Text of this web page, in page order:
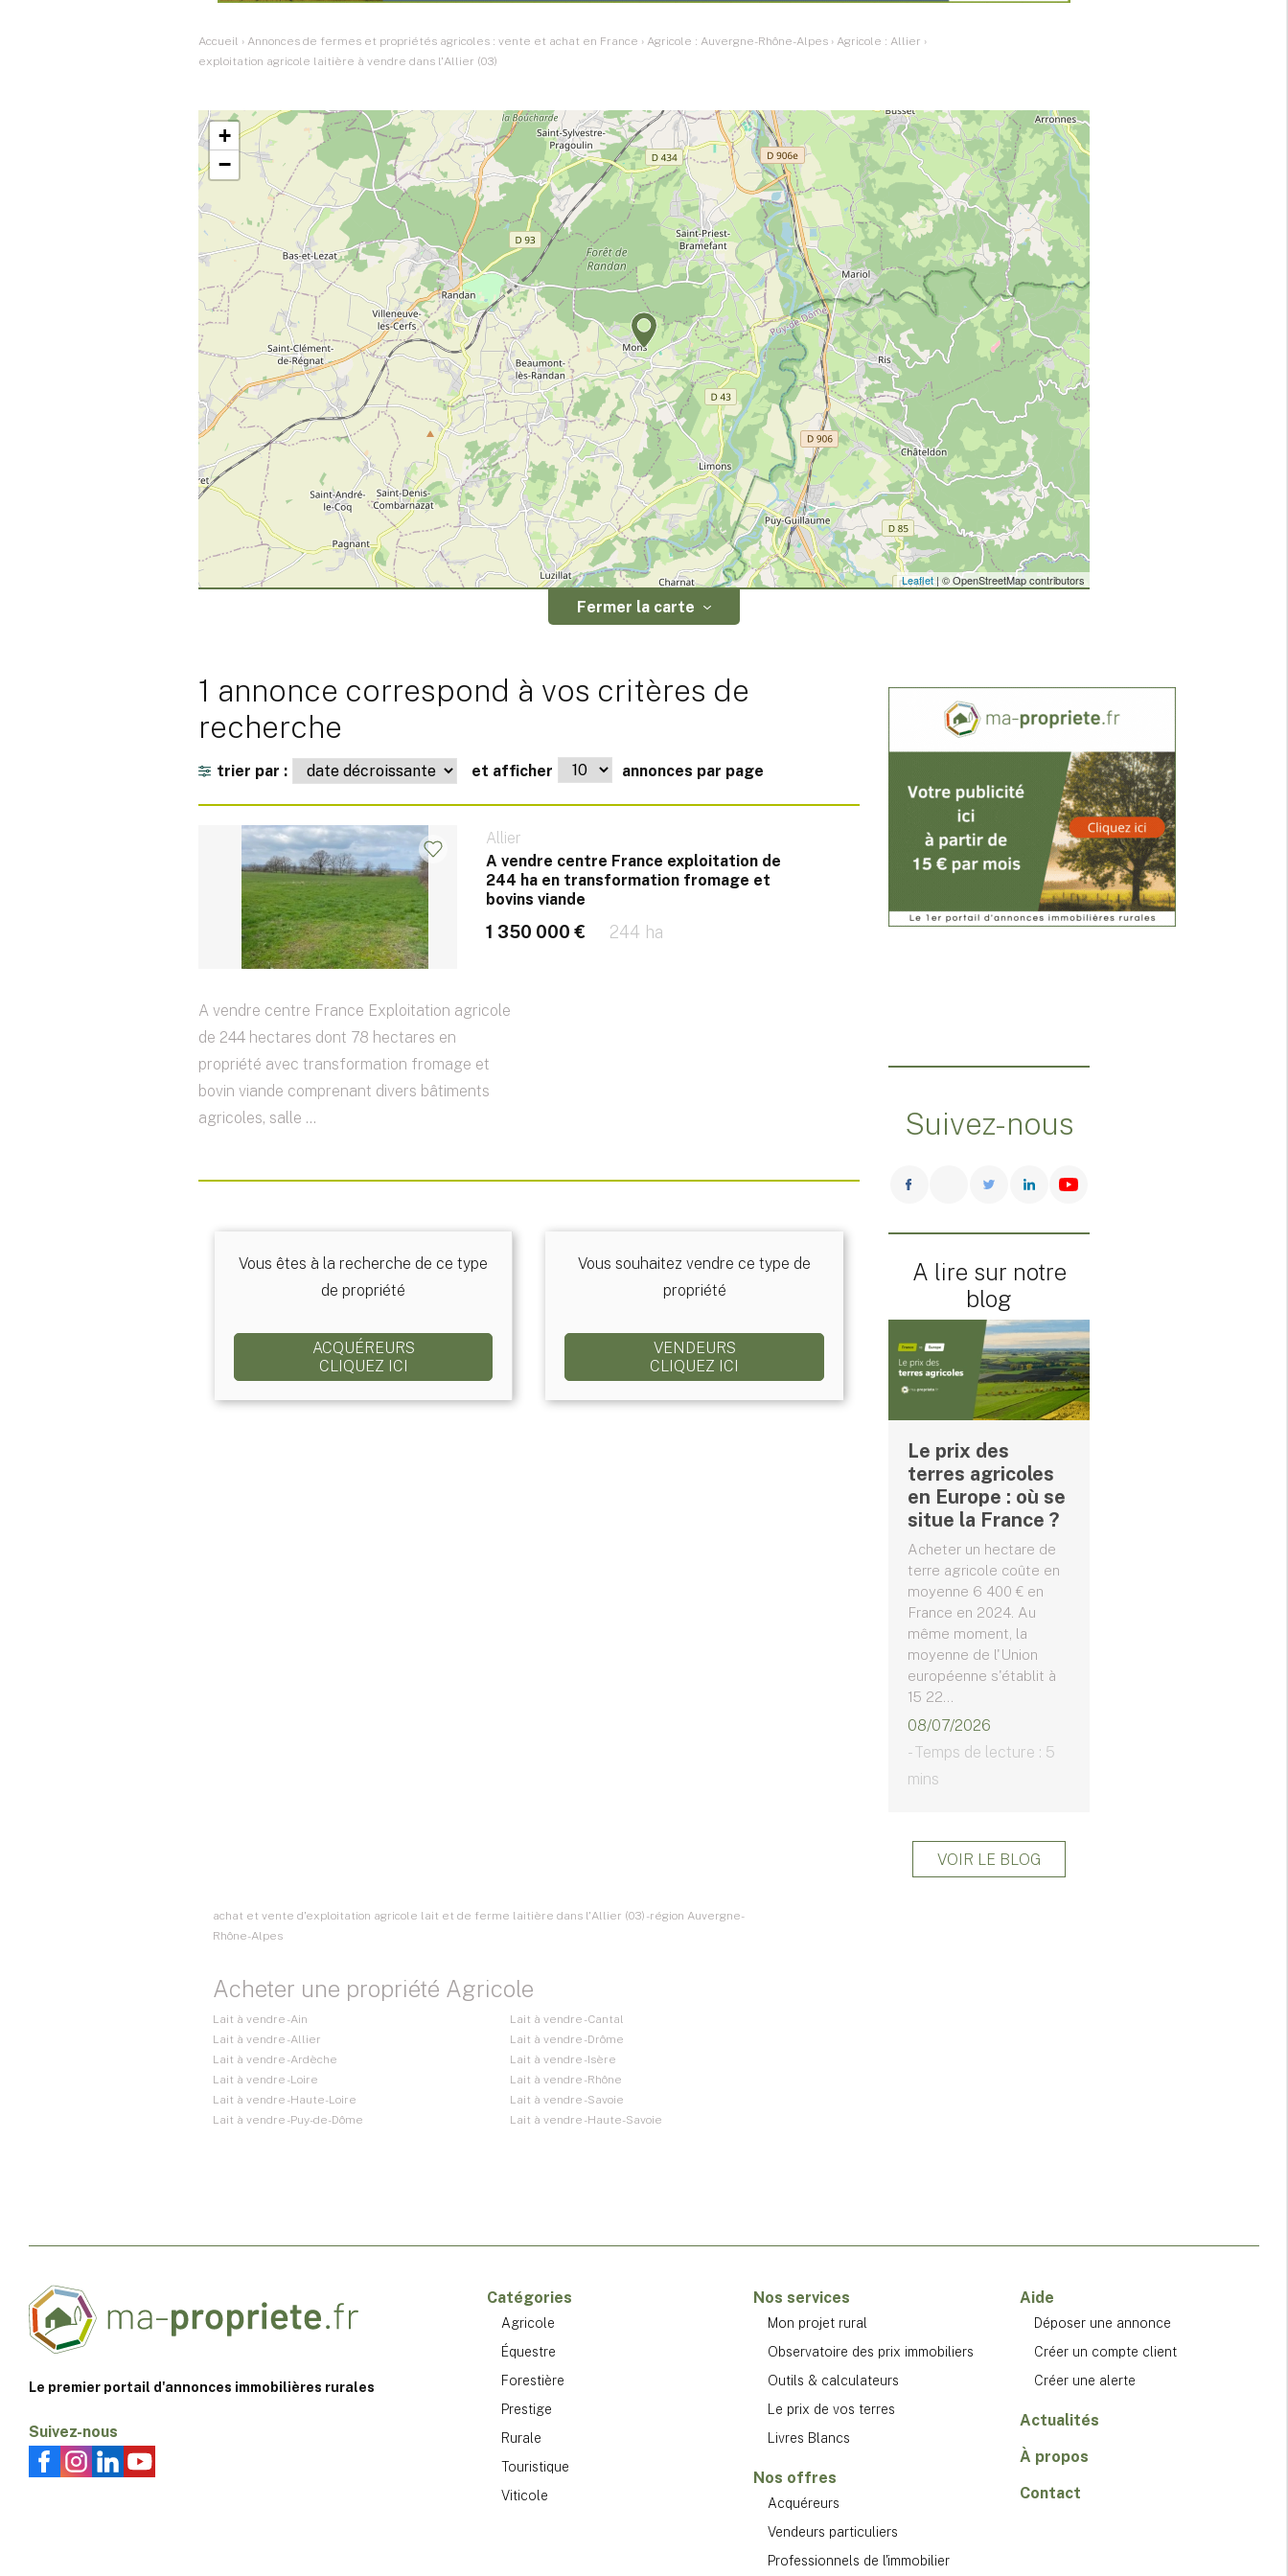
Accueil › Annonces de fermes et propriétés agricoles : vente et achat en France › Agricole : Auvergne-Rhône-Alpes › Agricole : Allier ›
exploitation agricole laitière à vendre dans l'Allier (03)
+
−
Leaflet| © OpenStreetMap contributors
Fermer la carte
1 annonce correspond à vos critères de
recherche
trier par : et afficher annonces par page
Allier
A vendre centre France exploitation de
244 ha en transformation fromage et
bovins viande
1 350 000 € 244 ha
A vendre centre France Exploitation agricole
de 244 hectares dont 78 hectares en
propriété avec transformation fromage et
bovin viande comprenant divers bâtiments
agricoles, salle ...
Vous êtes à la recherche de ce type
de propriété
ACQUÉREURS
CLIQUEZ ICI
Vous souhaitez vendre ce type de
propriété
VENDEURS
CLIQUEZ ICI
Suivez-nous
A lire sur notre
blog
Le prix des
terres agricoles
en Europe : où se
situe la France ?
Acheter un hectare de
terre agricole coûte en
moyenne 6 400 € en
France en 2024. Au
même moment, la
moyenne de l'Union
européenne s'établit à
15 22...
08/07/2026
- Temps de lecture : 5
mins
VOIR LE BLOG
achat et vente d'exploitation agricole lait et de ferme laitière dans l'Allier (03) - région Auvergne-
Rhône-Alpes
Acheter une propriété Agricole
Lait à vendre - Ain
Lait à vendre - Allier
Lait à vendre - Ardèche
Lait à vendre - Cantal
Lait à vendre - Drôme
Lait à vendre - Isère
Lait à vendre - Loire
Lait à vendre - Haute-Loire
Lait à vendre - Puy-de-Dôme
Lait à vendre - Rhône
Lait à vendre - Savoie
Lait à vendre - Haute-Savoie
Le premier portail d'annonces immobilières rurales
Suivez-nous
Catégories
Agricole
Équestre
Forestière
Prestige
Rurale
Touristique
Viticole
Nos services
Mon projet rural
Observatoire des prix immobiliers
Outils & calculateurs
Le prix de vos terres
Livres Blancs
Nos offres
Acquéreurs
Vendeurs particuliers
Professionnels de l'immobilier
Aide
Déposer une annonce
Créer un compte client
Créer une alerte
Actualités
À propos
Contact